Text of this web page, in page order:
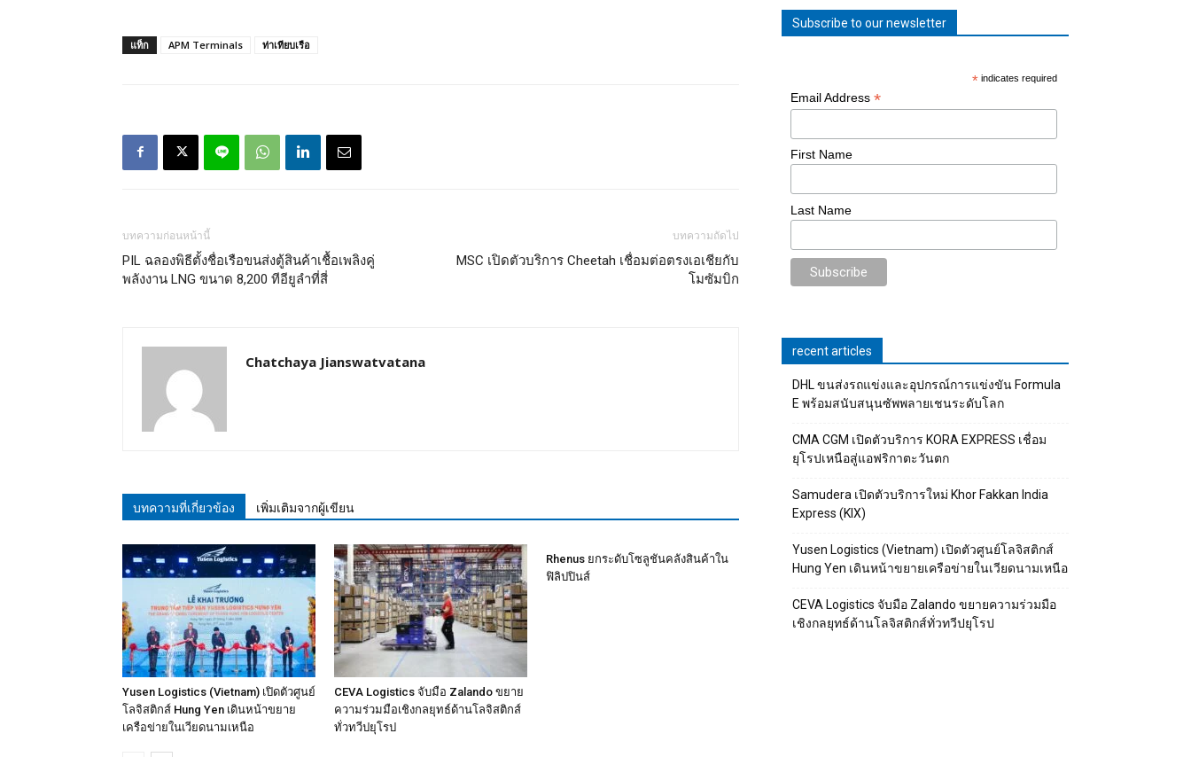
แท็ก APM Terminals ท่าเทียบเรือ
บทความก่อนหน้านี้
PIL ฉลองพิธีตั้งชื่อเรือขนส่งตู้สินค้าเชื้อเพลิงคู่
พลังงาน LNG ขนาด 8,200 ทีอียูลำที่สี่
บทความถัดไป
MSC เปิดตัวบริการ Cheetah เชื่อมต่อตรงเอเชียกับ
โมซัมบิก
Chatchaya Jianswatvatana
บทความที่เกี่ยวข้อง เพิ่มเติมจากผู้เขียน
Yusen Logistics (Vietnam) เปิดตัวศูนย์
โลจิสติกส์ Hung Yen เดินหน้าขยาย
เครือข่ายในเวียดนามเหนือ
CEVA Logistics จับมือ Zalando ขยาย
ความร่วมมือเชิงกลยุทธ์ด้านโลจิสติกส์
ทั่วทวีปยุโรป
Rhenus ยกระดับโซลูชันคลังสินค้าใน
ฟิลิปปินส์
Subscribe to our newsletter
* indicates required
Email Address *
First Name
Last Name
recent articles
DHL ขนส่งรถแข่งและอุปกรณ์การแข่งขัน Formula
E พร้อมสนับสนุนซัพพลายเชนระดับโลก
CMA CGM เปิดตัวบริการ KORA EXPRESS เชื่อม
ยุโรปเหนือสู่แอฟริกาตะวันตก
Samudera เปิดตัวบริการใหม่ Khor Fakkan India
Express (KIX)
Yusen Logistics (Vietnam) เปิดตัวศูนย์โลจิสติกส์
Hung Yen เดินหน้าขยายเครือข่ายในเวียดนามเหนือ
CEVA Logistics จับมือ Zalando ขยายความร่วมมือ
เชิงกลยุทธ์ด้านโลจิสติกส์ทั่วทวีปยุโรป